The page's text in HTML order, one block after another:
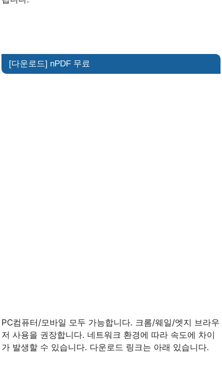
[다운로드] nPDF 무료
PC컴퓨터/모바일 모두 가능합니다. 크롬/웨일/엣지 브라우
저 사용을 권장합니다. 네트워크 환경에 따라 속도에 차이
가 발생할 수 있습니다. 다운로드 링크는 아래 있습니다.